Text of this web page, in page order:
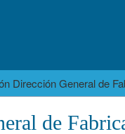
Dirección General de
de